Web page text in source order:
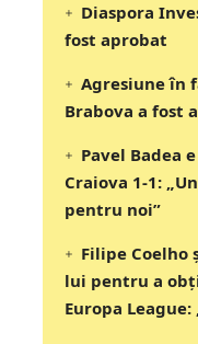
Diaspora
fost aprobat
Agresiune în
Brabova a fost
Pavel Badea
Craiova 1-1:
pentru noi”
Filipe Coelho
lui pentru a
Europa